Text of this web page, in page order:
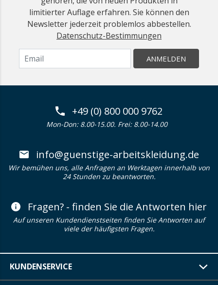
limitierter Auflage erfahren. Sie können den
Newsletter jederzeit problemlos abbestellen.
Datenschutz-Bestimmungen
ANMELDEN
+49 (0) 800 000 9762
Mon-Don: 8.00-15.00. Frei: 8.00-14.00
info@guenstige-arbeitskleidung.de
Wir bemühen uns, alle Anfragen an Werktagen innerhalb von
24 Stunden zu beantworten.
Fragen? - finden Sie die Antworten hier
Auf unseren Kundendienstseiten finden Sie Antworten auf
viele der häufigsten Fragen.
KUNDENSERVICE